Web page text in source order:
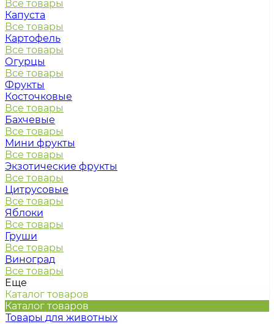
Все товары
Капуста
Все товары
Картофель
Все товары
Огурцы
Все товары
Фрукты
Косточковые
Все товары
Бахчевые
Все товары
Мини фрукты
Все товары
Экзотические фрукты
Все товары
Цитрусовые
Все товары
Яблоки
Все товары
Груши
Все товары
Виноград
Все товары
Еще
Каталог товаров
Каталог товаров
Товары для животных